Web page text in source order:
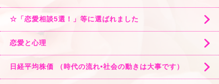
☆「恋愛相談5選！」等に選ばれました
恋愛と心理
日経平均株価 （時代の流れ•社会の動きは大事です）